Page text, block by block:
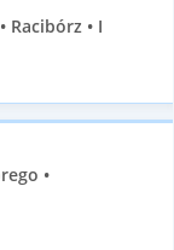
Racibórz • I
•